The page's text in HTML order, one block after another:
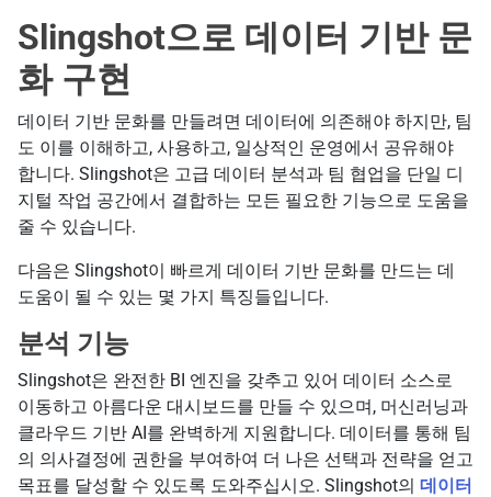
Slingshot으로 데이터 기반 문
화 구현
데이터 기반 문화를 만들려면 데이터에 의존해야 하지만, 팀
도 이를 이해하고, 사용하고, 일상적인 운영에서 공유해야
합니다. Slingshot은 고급 데이터 분석과 팀 협업을 단일 디
지털 작업 공간에서 결합하는 모든 필요한 기능으로 도움을
줄 수 있습니다.
다음은 Slingshot이 빠르게 데이터 기반 문화를 만드는 데
도움이 될 수 있는 몇 가지 특징들입니다.
분석 기능
Slingshot은 완전한 BI 엔진을 갖추고 있어 데이터 소스로
이동하고 아름다운 대시보드를 만들 수 있으며, 머신러닝과
클라우드 기반 AI를 완벽하게 지원합니다. 데이터를 통해 팀
의 의사결정에 권한을 부여하여 더 나은 선택과 전략을 얻고
목표를 달성할 수 있도록 도와주십시오. Slingshot의 데이터